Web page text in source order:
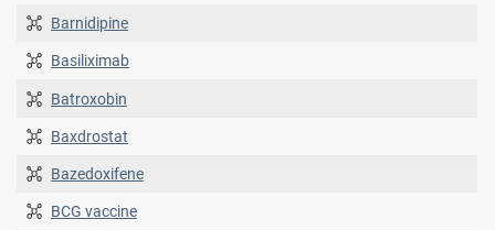
Barnidipine
Basiliximab
Batroxobin
Baxdrostat
Bazedoxifene
BCG vaccine